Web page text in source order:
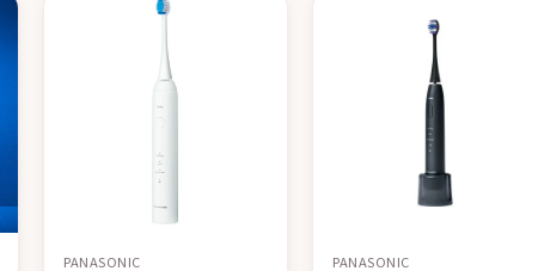
PANASONIC PANASONIC